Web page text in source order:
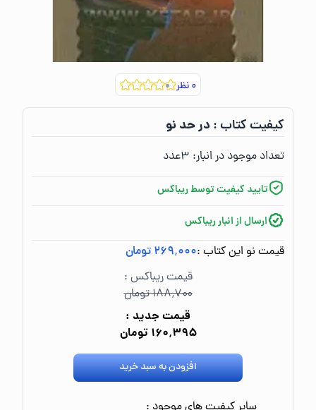
۰نظر
کیفیت کتاب :‌در حد نو
تعداد موجود در انبار:‌ ۳عدد
تایید کیفیت توسط ریباکس
ارسال از انبار ریباکس
قیمت نو این کتاب :۲۶۹٬۰۰۰ تومان
قیمت ریباکس :
۱۸۸٬۷۰۰ تومان
قیمت جدید :
۱۶۰٬۳۹۵ تومان
افزودن به سبد خرید